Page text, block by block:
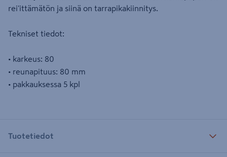
rei'ittämätön ja siinä on tarrapikakiinnitys.
Tekniset tiedot:
• karkeus: 80
• reunapituus: 80 mm
• pakkauksessa 5 kpl
Tuotetiedot